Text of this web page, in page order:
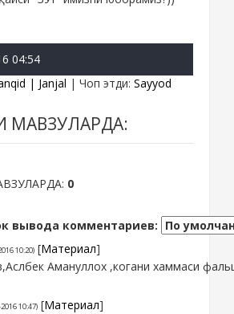
04:54
| Janjal | Чоп этди: Sayyod
МАВЗУЛАРДА:
0
вывода комментариев:
10:20) [Материал]
Амануллох ,когани хаммаси
10:47) [Материал]